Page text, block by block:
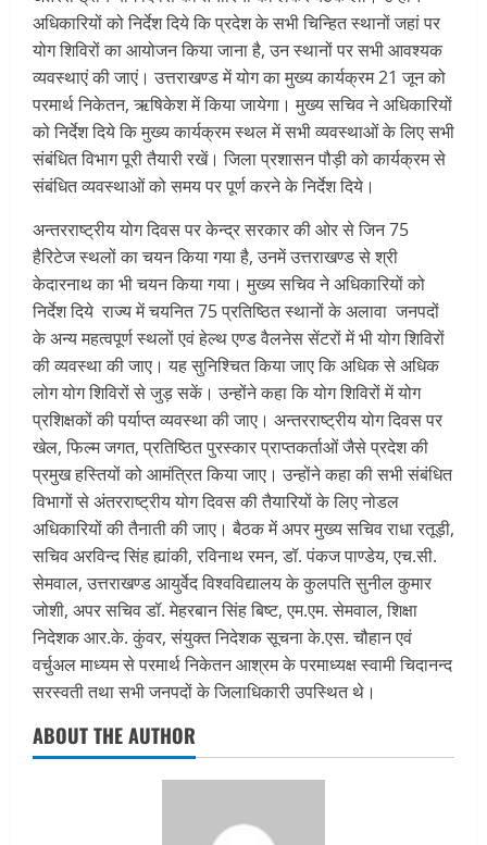
अधिकारियों को निर्देश दिये कि प्रदेश के सभी चिन्हित स्थानों जहां पर
योग शिविरों का आयोजन किया जाना है, उन स्थानों पर सभी आवश्यक
व्यवस्थाएं की जाएं। उत्तराखण्ड में योग का मुख्य कार्यक्रम 21 जून को
परमार्थ निकेतन, ऋषिकेश में किया जायेगा। मुख्य सचिव ने अधिकारियों
को निर्देश दिये कि मुख्य कार्यक्रम स्थल में सभी व्यवस्थाओं के लिए सभी
संबंधित विभाग पूरी तैयारी रखें। जिला प्रशासन पौड़ी को कार्यक्रम से
संबंधित व्यवस्थाओं को समय पर पूर्ण करने के निर्देश दिये।
अन्तरराष्ट्रीय योग दिवस पर केन्द्र सरकार की ओर से जिन 75
हैरिटेज स्थलों का चयन किया गया है, उनमें उत्तराखण्ड से श्री
केदारनाथ का भी चयन किया गया। मुख्य सचिव ने अधिकारियों को
निर्देश दिये राज्य में चयनित 75 प्रतिष्ठित स्थानों के अलावा जनपदों
के अन्य महत्वपूर्ण स्थलों एवं हेल्थ एण्ड वैलनेस सेंटरों में भी योग शिविरों
की व्यवस्था की जाए। यह सुनिश्चित किया जाए कि अधिक से अधिक
लोग योग शिविरों से जुड़ सकें। उन्होंने कहा कि योग शिविरों में योग
प्रशिक्षकों की पर्याप्त व्यवस्था की जाए। अन्तरराष्ट्रीय योग दिवस पर
खेल, फिल्म जगत, प्रतिष्ठित पुरस्कार प्राप्तकर्ताओं जैसे प्रदेश की
प्रमुख हस्तियों को आमंत्रित किया जाए। उन्होंने कहा की सभी संबंधित
विभागों से अंतरराष्ट्रीय योग दिवस की तैयारियों के लिए नोडल
अधिकारियों की तैनाती की जाए। बैठक में अपर मुख्य सचिव राधा रतूड़ी,
सचिव अरविन्द सिंह ह्यांकी, रविनाथ रमन, डॉ. पंकज पाण्डेय, एच.सी.
सेमवाल, उत्तराखण्ड आयुर्वेद विश्वविद्यालय के कुलपति सुनील कुमार
जोशी, अपर सचिव डॉ. मेहरबान सिंह बिष्ट, एम.एम. सेमवाल, शिक्षा
निदेशक आर.के. कुंवर, संयुक्त निदेशक सूचना के.एस. चौहान एवं
वर्चुअल माध्यम से परमार्थ निकेतन आश्रम के परमाध्यक्ष स्वामी चिदानन्द
सरस्वती तथा सभी जनपदों के जिलाधिकारी उपस्थित थे।
ABOUT THE AUTHOR